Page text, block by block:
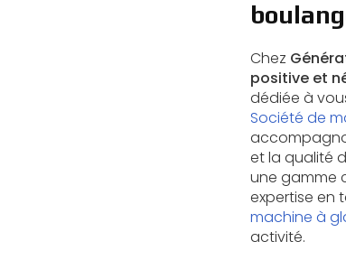
Chez
positive et
dédiée à
Société de
et la qualité
une gamme
expertise en
machine à
activité.